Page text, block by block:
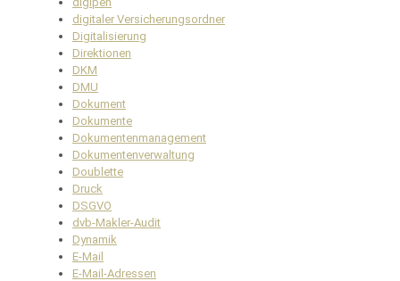
digitaler Versicherungsordner
Digitalisierung
Direktionen
DKM
DMU
Dokument
Dokumente
Dokumentenmanagement
Dokumentenverwaltung
Doublette
Druck
DSGVO
dvb-Makler-Audit
Dynamik
E-Mail
E-Mail-Adressen